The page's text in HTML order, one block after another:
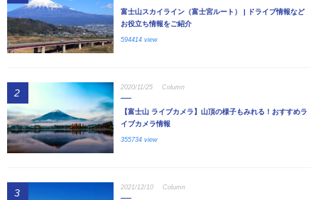
富士山スカイライン（富士宮ルート） | ドライブ情報など
お役立ち情報をご紹介
594414 view
2 2020/11/25 Column
【富士山 ライブカメラ】山頂の様子もみれる！おすすめラ
イブカメラ情報
355734 view
3 2021/12/10 Column